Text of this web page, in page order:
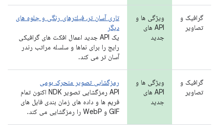
گرافیک و
تصاویر
ویژگی ها و
API های
جدید
تاری آسان تر، فیلترهای رنگی و جلوه های
دیگر
یک API جدید اعمال افکت های گرافیکی
رایج را برای نماها و سلسله مراتب رندر
آسان تر می کند.
گرافیک و
تصاویر
ویژگی ها و
API های
جدید
رمزگشایی تصویر متحرک بومی
API رمزگشایی تصویر NDK اکنون تمام
فریم ها و داده های زمان بندی فایل های
GIF و WebP را رمزگشایی می کند.